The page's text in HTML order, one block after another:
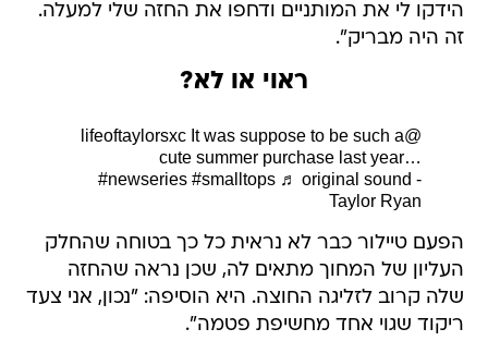
הידקו לי את המותניים ודחפו את החזה שלי למעלה.
זה היה מבריק".
ראוי או לא?
@lifeoftaylorsxc
It was suppose to be such a
cute summer purchase last year…
#newseries #smalltops ♬ original sound -
Taylor Ryan
הפעם טיילור כבר לא נראית כל כך בטוחה שהחלק
העליון של המחוך מתאים לה, שכן נראה שהחזה
שלה קרוב לזליגה החוצה. היא הוסיפה: "נכון, אני צעד
ריקוד שגוי אחד מחשיפת פטמה".